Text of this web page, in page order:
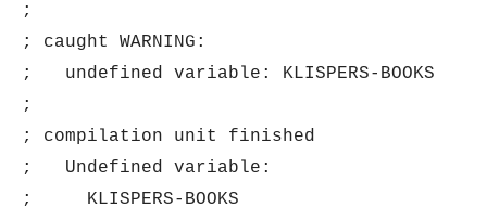
;
; caught WARNING:
; undefined variable: KLISPERS-BOOKS
;
; compilation unit finished
; Undefined variable:
; KLISPERS-BOOKS